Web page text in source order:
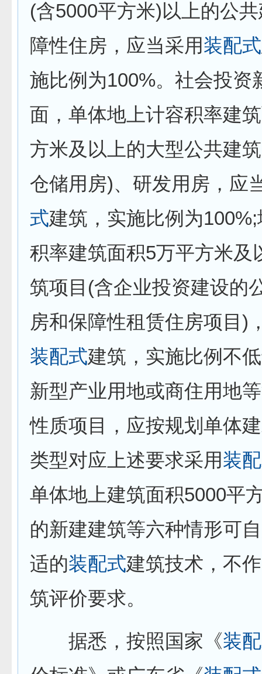
(含5000平方米)以上的公
障性住房，应当采用装配式
施比例为100%。社会投资
面，单体地上计容积率建
方米及以上的大型公共建
仓储用房)、研发用房，应
式建筑，实施比例为
积率建筑面积5万平方米及
筑项目(含企业投资建设的
房和保障性租赁住房项目)
装配式建筑，实施比例不
新型产业用地或商住用地
性质项目，应按规划单体
类型对应上述要求采用装
单体地上建筑面积5000平
的新建建筑等六种情形可
适的装配式建筑技术，不作
筑评价要求。
据悉，按照国家《装